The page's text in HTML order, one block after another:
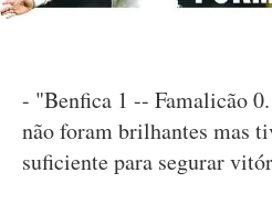
- "Benfica 1 -- Famalicão
não foram brilhantes mas
suficiente para segurar